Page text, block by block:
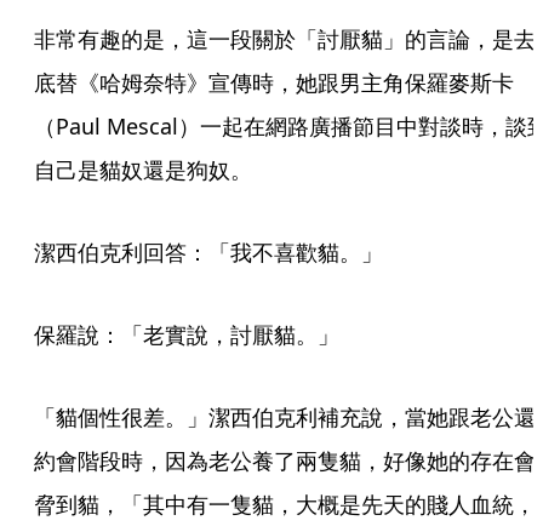
非常有趣的是，這一段關於「討厭貓」的言論，是去
底替《哈姆奈特》宣傳時，她跟男主角保羅麥斯卡
（Paul Mescal）一起在網路廣播節目中對談時，談
自己是貓奴還是狗奴。
潔西伯克利回答：「我不喜歡貓。」
保羅說：「老實說，討厭貓。」
「貓個性很差。」潔西伯克利補充說，當她跟老公還
約會階段時，因為老公養了兩隻貓，好像她的存在會
脅到貓，「其中有一隻貓，大概是先天的賤人血統，